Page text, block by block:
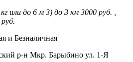
или до 6 м 3) до 3 км 3000 руб. ,
и Безналичная
р-н Мкр. Барыбино ул. 1-Я